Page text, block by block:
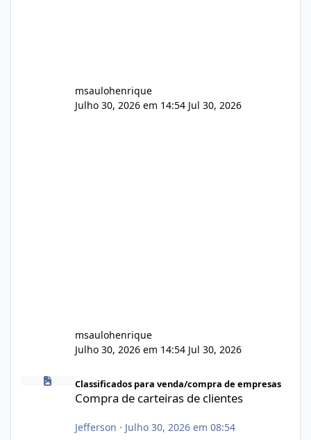
msaulohenrique
Julho 30, 2026 em 14:54 Jul 30, 2026
msaulohenrique
Julho 30, 2026 em 14:54 Jul 30, 2026
Compra de carteiras de clientes
Classificados para venda/compra de empresas
Compra de carteiras de clientes
Jefferson · Julho 30, 2026 em 08:54